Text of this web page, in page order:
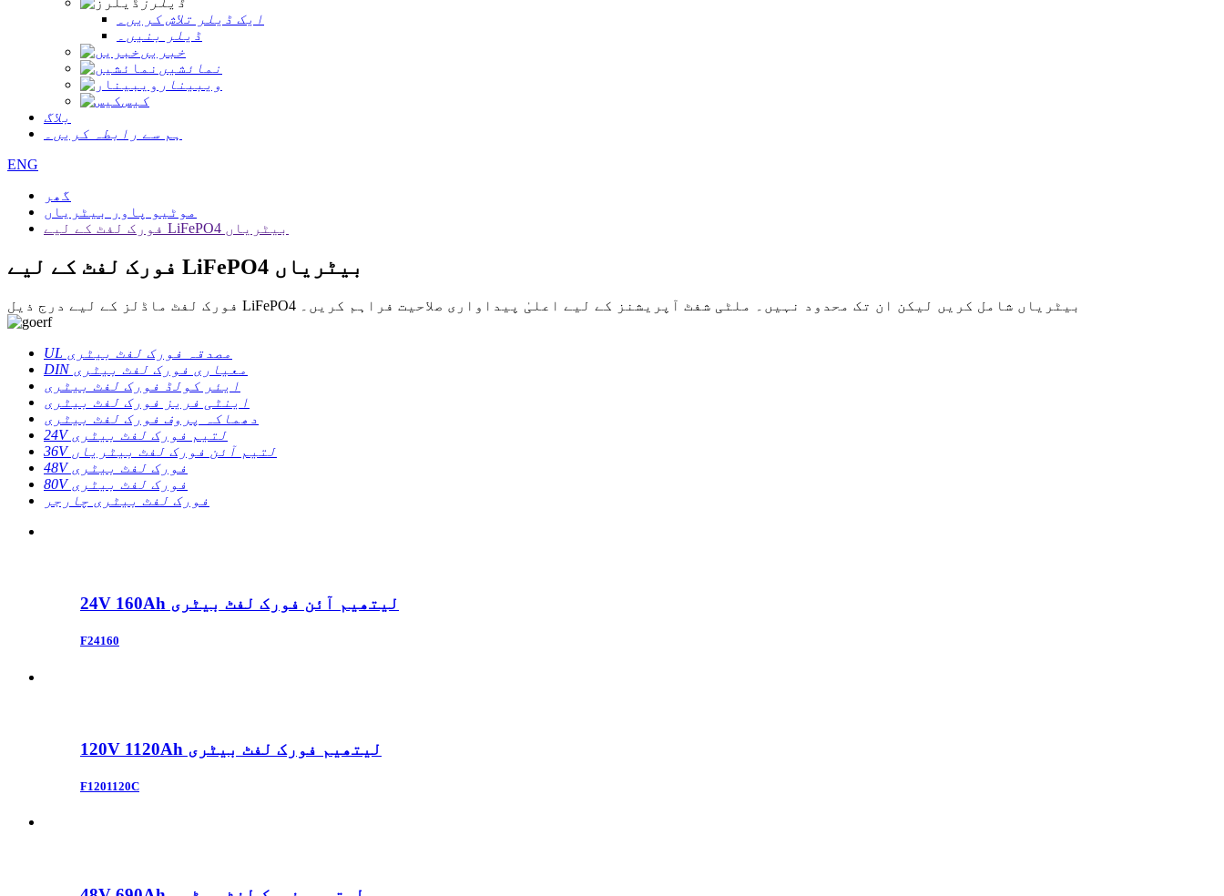
ایک ڈیلر تلاش کریں۔
ڈیلر بنیں۔
خبریں
نمائشیں
ویبینار
کیس
بلاگ
ہم سے رابطہ کریں۔
ENG
گھر
موٹیو پاور بیٹریاں
فورک لفٹ کے لیے LiFePO4 بیٹریاں
فورک لفٹ کے لیے LiFePO4 بیٹریاں
فورک لفٹ ماڈلز کے لیے درج ذیل LiFePO4 بیٹریاں شامل کریں لیکن ان تک محدود نہیں۔ ملٹی شفٹ آپریشنز کے لیے اعلیٰ پیداواری صلاحیت فراہم کریں۔
UL مصدقہ فورک لفٹ بیٹری
DIN معیاری فورک لفٹ بیٹری
ایئر کولڈ فورک لفٹ بیٹری
اینٹی فریز فورک لفٹ بیٹری
دھماکہ پروف فورک لفٹ بیٹری
24V لتیم فورک لفٹ بیٹری
36V لتیم آئن فورک لفٹ بیٹریاں
48V فورک لفٹ بیٹری
80V فورک لفٹ بیٹری
فورک لفٹ بیٹری چارجر
24V 160Ah لیتھیم آئن فورک لفٹ بیٹری
F24160
120V 1120Ah لیتھیم فورک لفٹ بیٹری
F1201120C